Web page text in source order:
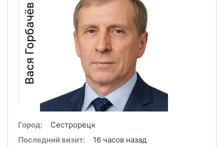
Вася Горбачёв
Город:
Сестрорецк
Последний визит:
16 часов назад